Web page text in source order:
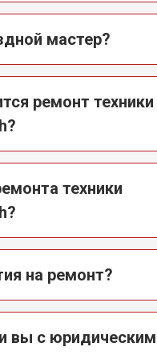
мастер?
ремонт техники
техники
на ремонт?
вы с